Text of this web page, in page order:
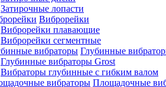
Затирочные лопасти
Виброрейки
Виброрейки плавающие
Виброрейки сегментные
Глубинные
Глубинные вибраторы Grost
Вибраторы глубинные с гибким валом
Площадочные